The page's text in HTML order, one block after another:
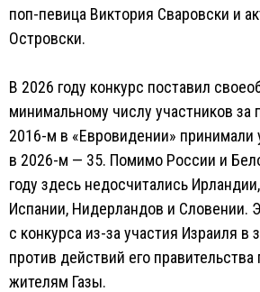
поп-певица Виктория Сваровски и
Островски.
В 2026 году конкурс поставил
минимальному числу участников за
2016-м в «Евровидении» принимали
в 2026-м — 35. Помимо России и
году здесь недосчитались
Испании, Нидерландов и Словении.
с конкурса из-за участия Израиля в
против действий его
жителям Газы.